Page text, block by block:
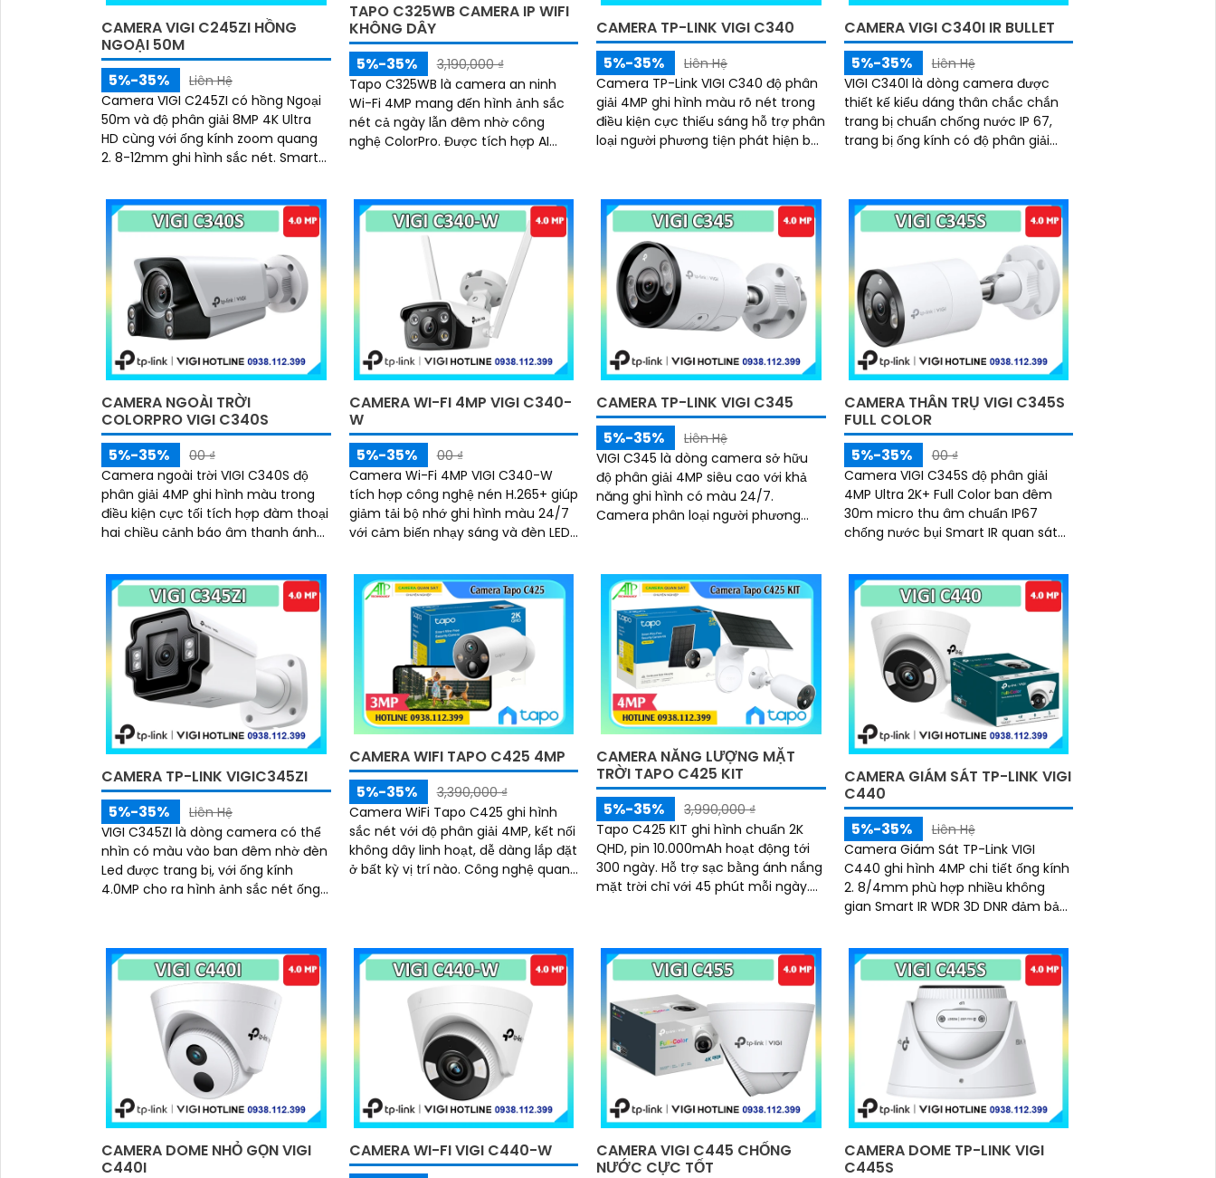
CAMERA VIGI C245ZI HỒNG
NGOẠI 50M
5%-35%
Liên Hệ
Camera VIGI C245ZI có hồng Ngoại
50m và độ phân giải 8MP 4K Ultra
HD cùng với ống kính zoom quang
2. 8-12mm ghi hình sắc nét. Smart
tích hợp thu âm chân thực
TAPO C325WB CAMERA IP WIFI
KHÔNG DÂY
5%-35%
3,190,000 ₫
Tapo C325WB là camera an ninh
Wi-Fi 4MP mang đến hình ảnh sắc
nét cả ngày lẫn đêm nhờ công
nghệ ColorPro. Được tích hợp AI
khả năng chống nước IP66, camera
sẵn sàng bảo vệ ngôi nhà bạn trong
mọi điều kiện thời tiết
CAMERA TP-LINK VIGI C340
5%-35%
Liên Hệ
Camera TP-Link VIGI C340 độ phân
giải 4MP ghi hình màu rõ nét trong
điều kiện cực thiếu sáng hỗ trợ phân
loại người phương tiện phát hiện bất
chuẩn chống nước IP67 lưu trữ thẻ
nhớ lên đến 256GB quản lý qua ứng
dụng hoặc giao diện web NVR
CAMERA VIGI C340I IR BULLET
5%-35%
Liên Hệ
VIGI C340I là dòng camera được
thiết kế kiểu dáng thân chắc chắn
trang bị chuẩn chống nước IP 67,
trang bị ống kính có độ phân giải
vào ban đêm với khoảng cách 50m,
công nghệ Smart IR giúp chống lóa
hình ảnh
CAMERA NGOÀI TRỜI
COLORPRO VIGI C340S
5%-35%
00 ₫
Camera ngoài trời VIGI C340S độ
phân giải 4MP ghi hình màu trong
điều kiện cực tối tích hợp đàm thoại
hai chiều cảnh báo âm thanh ánh
phân loại người phương tiện chuẩn
IP67 chống bụi nước lưu trữ qua thẻ
nhớ 256GB hoặc NVR quản lý bằng
VIGI App
CAMERA WI-FI 4MP VIGI C340-
W
5%-35%
00 ₫
Camera Wi-Fi 4MP VIGI C340-W
tích hợp công nghệ nén H.265+ giúp
giảm tải bộ nhớ ghi hình màu 24/7
với cảm biến nhạy sáng và đèn LED
chuyển động phát hiện con người
vượt ranh giới xâm nhập giả mạo
kiểm soát toàn bộ từ xa bằng VIGI
CAMERA TP-LINK VIGI C345
5%-35%
Liên Hệ
VIGI C345 là dòng camera sở hữu
độ phân giải 4MP siêu cao với khả
năng ghi hình có màu 24/7.
Camera phân loại người phương
CAMERA THÂN TRỤ VIGI C345S
FULL COLOR
5%-35%
00 ₫
Camera VIGI C345S độ phân giải
4MP Ultra 2K+ Full Color ban đêm
30m micro thu âm chuẩn IP67
chống nước bụi Smart IR quan sát
MicroSD 256GB NVR NAS chuẩn nén
H.265+ tiết kiệm băng thông nhận
diện người phương tiện hành vi bất
thường quản lý qua VIGI App VIGI
Manager trình duyệt web giám sát
sắc nét
CAMERA TP-LINK VIGIC345ZI
5%-35%
Liên Hệ
VIGI C345ZI là dòng camera có thể
nhìn có màu vào ban đêm nhờ đèn
Led được trang bị, với ống kính
4.0MP cho ra hình ảnh sắc nét ống
trực tiếp qua camera, hỗ trợ phát
hiện người và phương tiện
CAMERA WIFI TAPO C425 4MP
5%-35%
3,390,000 ₫
Camera WiFi Tapo C425 ghi hình
sắc nét với độ phân giải 4MP, kết nối
không dây linh hoạt, dễ dàng lắp đặt
ở bất kỳ vị trí nào. Công nghệ quan
hoạt trên thẻ nhớ hoặc đám mây,
chống nước hiệu quả
CAMERA NĂNG LƯỢNG MẶT
TRỜI TAPO C425 KIT
5%-35%
3,990,000 ₫
Tapo C425 KIT ghi hình chuẩn 2K
QHD, pin 10.000mAh hoạt động tới
300 ngày. Hỗ trợ sạc bằng ánh nắng
mặt trời chỉ với 45 phút mỗi ngày.
CAMERA GIÁM SÁT TP-LINK VIGI
C440
5%-35%
Liên Hệ
Camera Giám Sát TP-Link VIGI
C440 ghi hình 4MP chi tiết ống kính
2. 8/4mm phù hợp nhiều không
gian Smart IR WDR 3D DNR đảm bảo
phương tiện phát hiện xâm nhập
chính xác Chuẩn nén H
CAMERA DOME NHỎ GỌN VIGI
C440I
CAMERA WI-FI VIGI C440-W
CAMERA VIGI C445 CHỐNG
NƯỚC CỰC TỐT
CAMERA DOME TP-LINK VIGI
C445S